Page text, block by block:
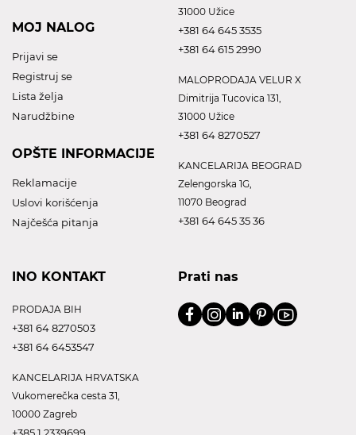
MOJ NALOG
Prijavi se
Registruj se
Lista želja
Narudžbine
OPŠTE INFORMACIJE
Reklamacije
Uslovi korišćenja
Najčešća pitanja
31000 Užice
+381 64 645 3535
+381 64 615 2990
MALOPRODAJA VELUR X
Dimitrija Tucovica 131,
31000 Užice
+381 64 8270527
KANCELARIJA BEOGRAD
Zelengorska 1G,
11070 Beograd
+381 64 645 35 36
INO KONTAKT
PRODAJA BIH
+381 64 8270503
+381 64 6453547
KANCELARIJA HRVATSKA
Vukomerečka cesta 31,
10000 Zagreb
Prati nas